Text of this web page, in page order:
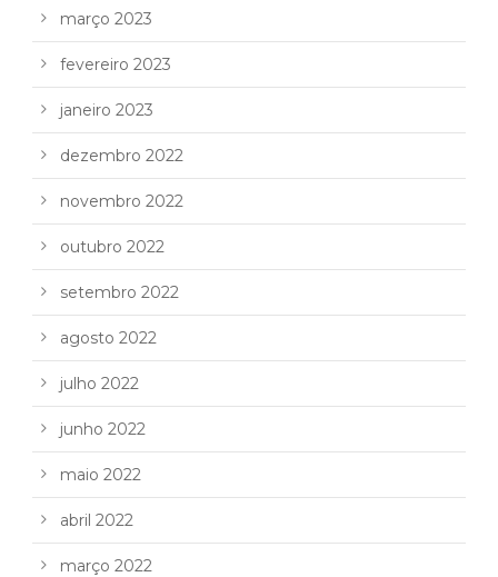
março 2023
fevereiro 2023
janeiro 2023
dezembro 2022
novembro 2022
outubro 2022
setembro 2022
agosto 2022
julho 2022
junho 2022
maio 2022
abril 2022
março 2022